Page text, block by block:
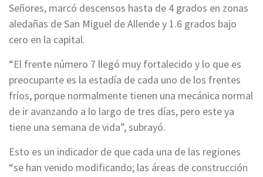
Señores, marcó descensos hasta de 4 grados en zonas
aledañas de San Miguel de Allende y 1.6 grados bajo
cero en la capital.
“El frente número 7 llegó muy fortalecido y lo que es
preocupante es la estadía de cada uno de los frentes
fríos, porque normalmente tienen una mecánica normal
de ir avanzando a lo largo de tres días, pero este ya
tiene una semana de vida”, subrayó.
Esto es un indicador de que cada una de las regiones
“se han venido modificando; las áreas de construcción